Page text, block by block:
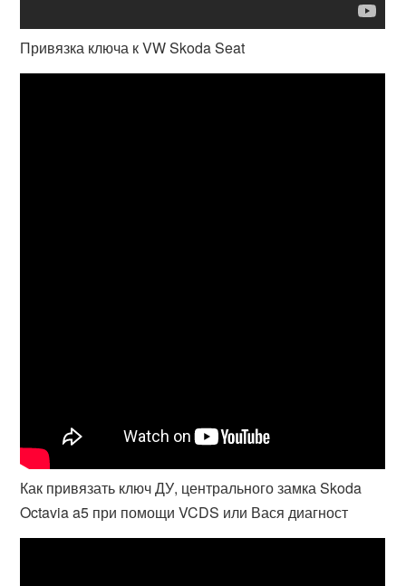
Привязка ключа к VW Skoda Seat
Как привязать ключ ДУ, центрального замка Skoda
Octavia a5 при помощи VCDS или Вася диагност